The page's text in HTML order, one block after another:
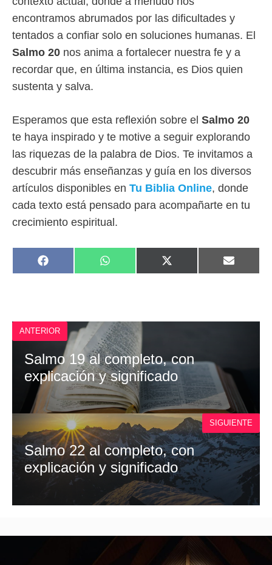
encontramos abrumados por las dificultades y
tentados a confiar solo en soluciones humanas. El
Salmo 20 nos anima a fortalecer nuestra fe y a
recordar que, en última instancia, es Dios quien
sustenta y salva.
Esperamos que esta reflexión sobre el Salmo 20
te haya inspirado y te motive a seguir explorando
las riquezas de la palabra de Dios. Te invitamos a
descubrir más enseñanzas y guía en los diversos
artículos disponibles en Tu Biblia Online, donde
cada texto está pensado para acompañarte en tu
crecimiento espiritual.
COMPARTIR
EN
F
A
O
K
COMPARTIR
EN
W
H
P
P
COMPARTIR
EN
X
(
T
EN
E
M
ANTERIOR
Salmo 19 al completo, con
explicación y significado
Salmo 22 al completo, con
explicación y significado
SIGUIENTE